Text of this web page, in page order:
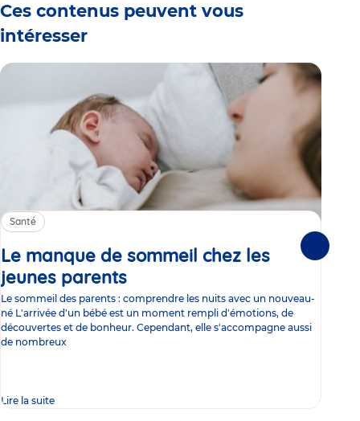
Ces contenus peuvent vous
intéresser
Santé
Le manque de sommeil chez les
jeunes parents
Le sommeil des parents : comprendre les nuits avec un nouveau-
né L'arrivée d'un bébé est un moment rempli d'émotions, de
découvertes et de bonheur. Cependant, elle s'accompagne aussi
de nombreux
Lire la suite